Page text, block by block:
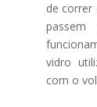
de correr
vidro
com o